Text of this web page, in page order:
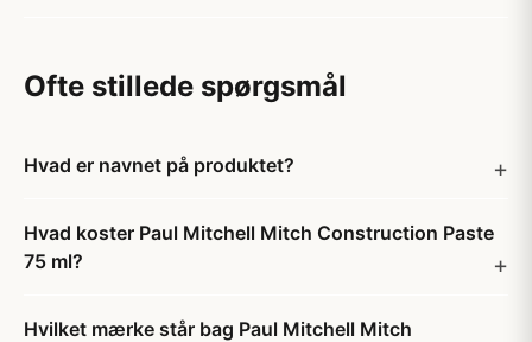
Ofte stillede spørgsmål
Hvad er navnet på produktet?
Hvad koster Paul Mitchell Mitch Construction Paste
75 ml?
Hvilket mærke står bag Paul Mitchell Mitch